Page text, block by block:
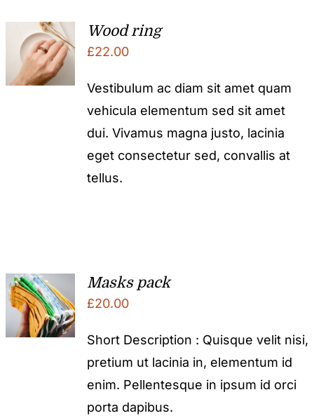
Wood ring
£22.00
Vestibulum ac diam sit amet quam
vehicula elementum sed sit amet
dui. Vivamus magna justo, lacinia
eget consectetur sed, convallis at
tellus.
Masks pack
£20.00
Short Description : Quisque velit nisi,
pretium ut lacinia in, elementum id
enim. Pellentesque in ipsum id orci
porta dapibus.